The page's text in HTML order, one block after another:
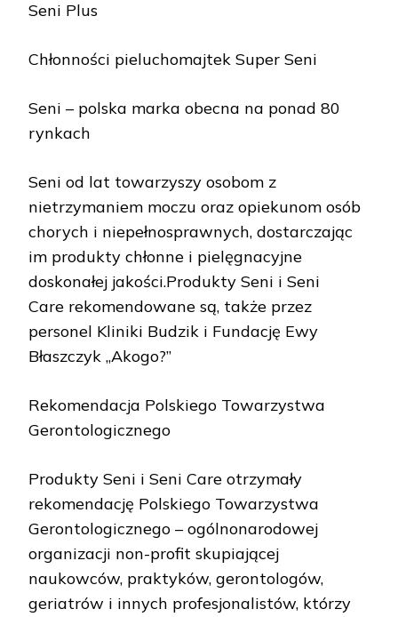
Seni Plus
Chłonności pieluchomajtek Super Seni
Seni – polska marka obecna na ponad 80
rynkach
Seni od lat towarzyszy osobom z
nietrzymaniem moczu oraz opiekunom osób
chorych i niepełnosprawnych, dostarczając
im produkty chłonne i pielęgnacyjne
doskonałej jakości.Produkty Seni i Seni
Care rekomendowane są, także przez
personel Kliniki Budzik i Fundację Ewy
Błaszczyk „Akogo?”
Rekomendacja Polskiego Towarzystwa
Gerontologicznego
Produkty Seni i Seni Care otrzymały
rekomendację Polskiego Towarzystwa
Gerontologicznego – ogólnonarodowej
organizacji non-profit skupiającej
naukowców, praktyków, gerontologów,
geriatrów i innych profesjonalistów, którzy